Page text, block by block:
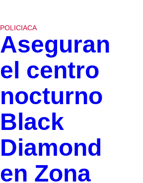
POLICIACA
Aseguran
el centro
nocturno
Black
Diamond
en Zona